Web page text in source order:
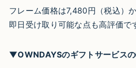
フレーム価格は7,480円（税込）
即日受け取り可能な点も高評価で
▼OWNDAYSのギフトサービス